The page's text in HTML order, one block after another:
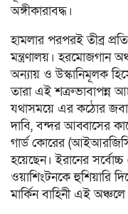
অঙ্গীকারাবদ্ধ।
হামলার পরপরই তীব্র
মন্ত্রণালয়। হরমোজগান
অন্যায় ও উস্কানিমূলক
তারা এই শত্রুভাবাপন্ন
যথাসময়ে এর কঠোর
দাবি, বন্দর আব্বাসের
গার্ড কোরের
হয়েছেন। ইরানের
ওয়াশিংটনকে হুশিয়ারি
মার্কিন বাহিনী এই